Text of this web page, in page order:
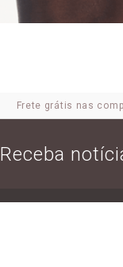
Frete grátis nas
Receba